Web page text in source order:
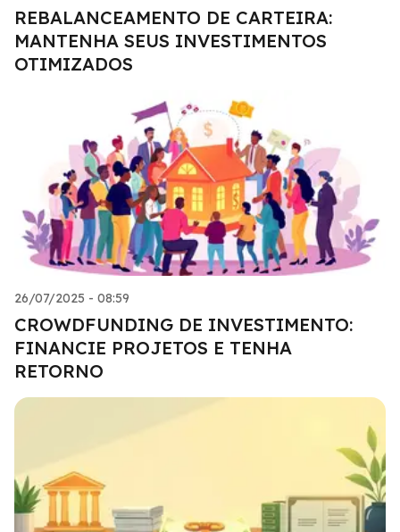
REBALANCEAMENTO DE CARTEIRA:
MANTENHA SEUS INVESTIMENTOS
OTIMIZADOS
26/07/2025 - 08:59
CROWDFUNDING DE INVESTIMENTO:
FINANCIE PROJETOS E TENHA
RETORNO